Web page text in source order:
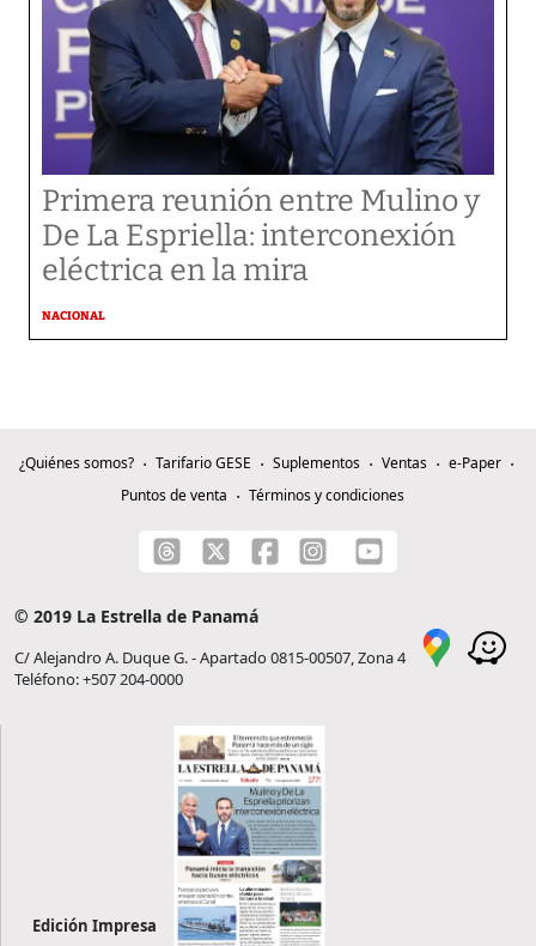
Primera reunión entre Mulino y
De La Espriella: interconexión
eléctrica en la mira
NACIONAL
¿Quiénes somos? Tarifario GESE Suplementos Ventas
e-Paper
Puntos de venta
Términos y condiciones
© 2019 La Estrella de Panamá
C/ Alejandro A. Duque G. - Apartado 0815-00507, Zona 4
Teléfono: +507 204-0000
Edición Impresa